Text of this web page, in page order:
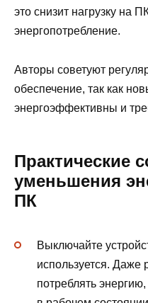
это снизит нагрузку на
энергопотребление.
Авторы советуют
обеспечение, так как
энергоэффективны и
Практические
уменьшения
ПК
Выключайте
используется.
потреблять